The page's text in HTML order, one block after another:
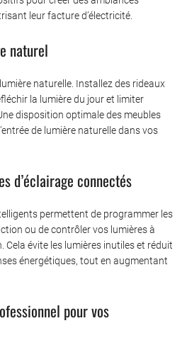
leur facture d’électricité.
naturel
naturelle. Installez des rideaux
la lumière du jour et limiter
disposition optimale des meubles
de lumière naturelle dans vos
d’éclairage connectés
permettent de programmer les
ou de contrôler vos lumières à
évite les lumières inutiles et réduit
énergétiques, tout en augmentant
pour vos